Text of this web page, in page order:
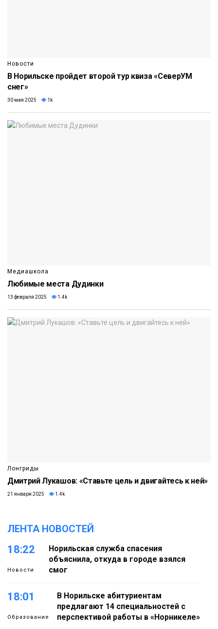
Новости
В Норильске пройдет второй тур квиза «СеверУМ
снег»
30 мая 2025 1k
Медиашкола
Любимые места Дудинки
13 февраля 2025 1.4k
Лонгриды
Дмитрий Лукашов: «Ставьте цель и двигайтесь к ней»
21 января 2025 1.4k
ЛЕНТА НОВОСТЕЙ
18:22
Новости
Норильская служба спасения
объяснила, откуда в городе взялся
смог
18:01
Образование
В Норильске абитуриентам
предлагают 14 специальностей с
перспективой работы в «Норникеле»